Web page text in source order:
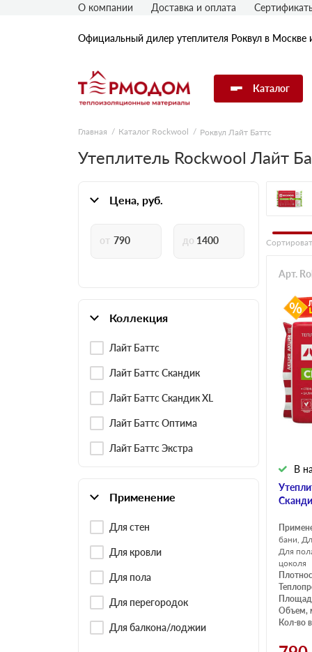
Официальный дилер утеплителя Роквул в Москве
Каталог
Утеплитель Rockwool
Утеплитель Технониколь
Плитные материалы
О компании Доставка и оплата
Главная Каталог Rockwool Роквул Лайт Баттс
Утеплитель Rockwool Лайт
Цена, руб.
Коллекция
Лайт Баттс
Лайт Баттс Скандик
Лайт Баттс Скандик XL
Лайт Баттс Оптима
Лайт Баттс Экстра
Применение
Для стен
Для кровли
Для пола
Для перегородок
Для балкона/лоджии
В
Арт.
бани,
Для
цоколя
Объем,
Кол-во